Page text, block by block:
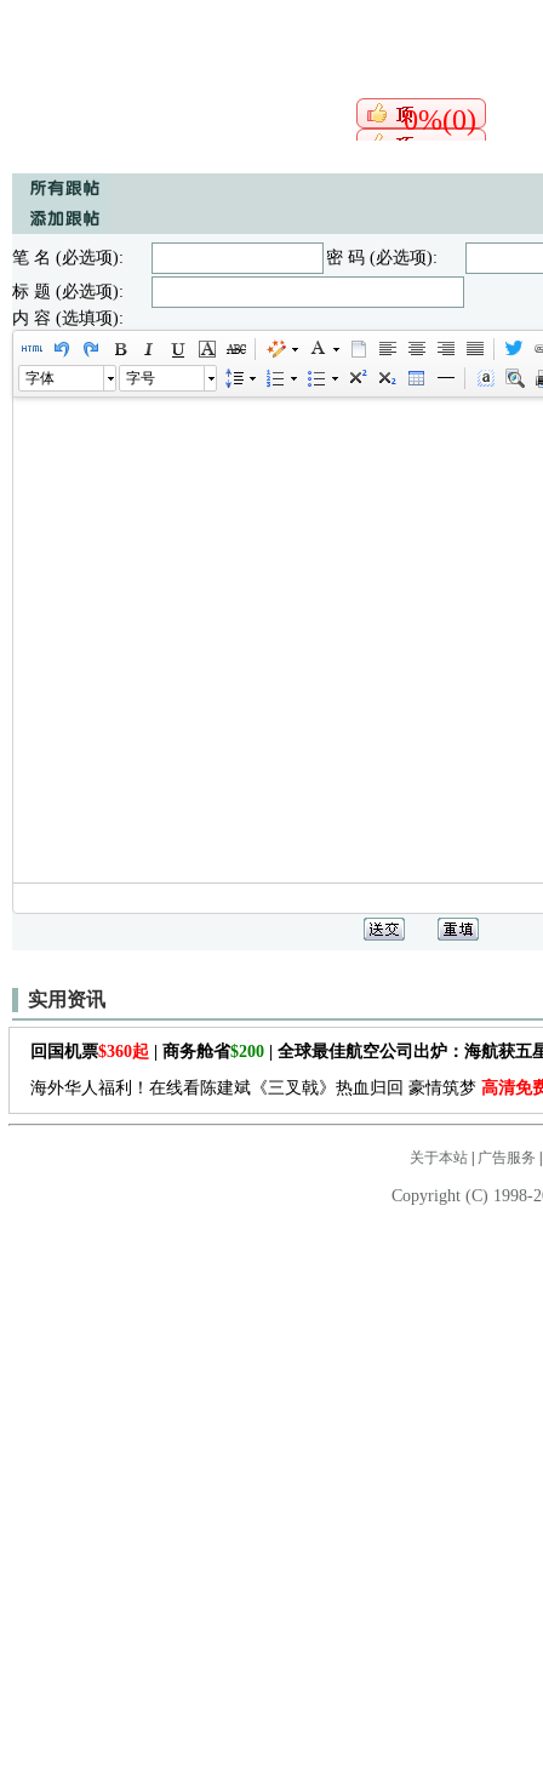
0%(0)
笔 名 (必选项):
密 码 (必选项):
标 题 (必选项):
内 容 (选填项):
字体 字号
实用资讯
回国机票$360起 | 商务舱省$200 | 全球最佳航空公司出炉：海航获五
海外华人福利！在线看陈建斌《三叉戟》热血归回 豪情筑梦 高清免
关于本站| 广告服务
Copyright (C) 1998-